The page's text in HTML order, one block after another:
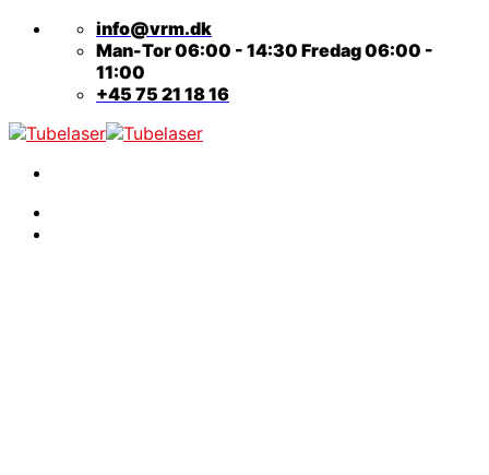
Fortsæt
info@vrm.dk
Man-Tor 06:00 - 14:30 Fredag 06:00 -
11:00
+45 75 21 18 16